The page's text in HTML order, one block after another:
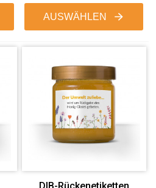
AUSWÄHLEN